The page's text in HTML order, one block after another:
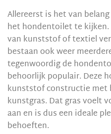
Allereerst is het van
het hondentoilet te
van kunststof of textiel
bestaan ook weer
tegenwoordig de
behoorlijk populair. Deze
kunststof constructie met
kunstgras. Dat gras voelt
aan en is dus een ideale
behoeften.